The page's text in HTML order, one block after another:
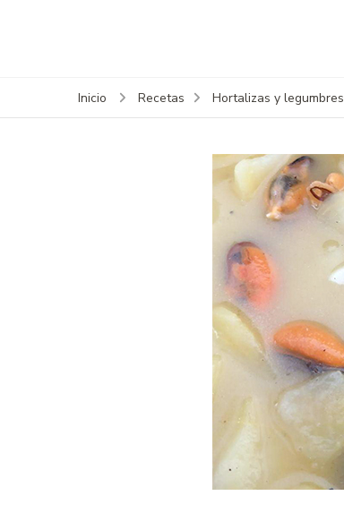
Inicio Recetas Hortalizas y legumbres